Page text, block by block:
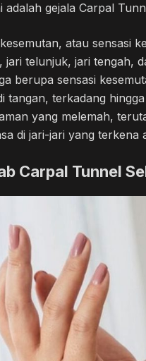
adalah gejala Carpal
atau sensasi
jari telunjuk, jari tengah,
berupa sensasi
tangan, terkadang
yang melemah,
di jari-jari yang terkena
Carpal Tunnel